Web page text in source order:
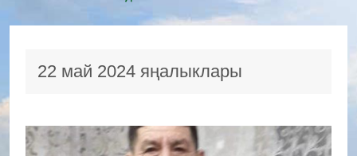
22 май 2024 яңалыклары